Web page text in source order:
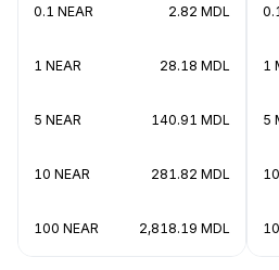
0.1 NEAR 2.82 MDL
1 NEAR 28.18 MDL
5 NEAR 140.91 MDL
10 NEAR 281.82 MDL
100 NEAR 2,818.19 MDL
1
5